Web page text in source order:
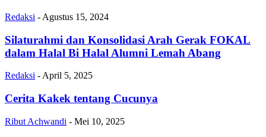
Redaksi - Agustus 15, 2024
Silaturahmi dan Konsolidasi Arah Gerak FOKAL
dalam Halal Bi Halal Alumni Lemah Abang
Redaksi -April 5, 2025
Cerita Kakek tentang Cucunya
Ribut Achwandi - Mei 10, 2025